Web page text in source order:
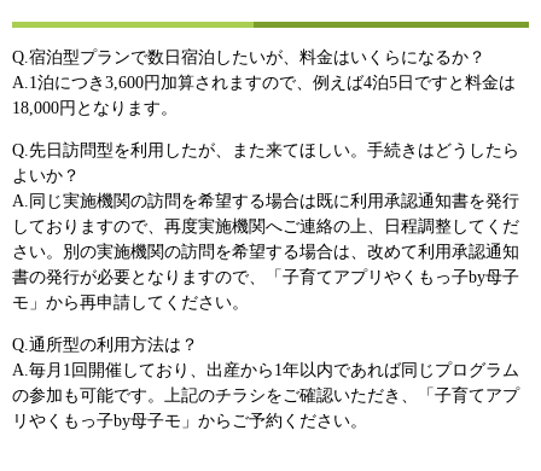
Q.宿泊型プランで数日宿泊したいが、料金はいくらになるか？
A.1泊につき3,600円加算されますので、例えば4泊5日ですと料金は
18,000円となります。
Q.先日訪問型を利用したが、また来てほしい。手続きはどうしたら
よいか？
A.同じ実施機関の訪問を希望する場合は既に利用承認通知書を発行
しておりますので、再度実施機関へご連絡の上、日程調整してくだ
さい。別の実施機関の訪問を希望する場合は、改めて利用承認通知
書の発行が必要となりますので、「子育てアプリやくもっ子by母子
モ」から再申請してください。
Q.通所型の利用方法は？
A.毎月1回開催しており、出産から1年以内であれば同じプログラム
の参加も可能です。上記のチラシをご確認いただき、「子育てアプ
リやくもっ子by母子モ」からご予約ください。